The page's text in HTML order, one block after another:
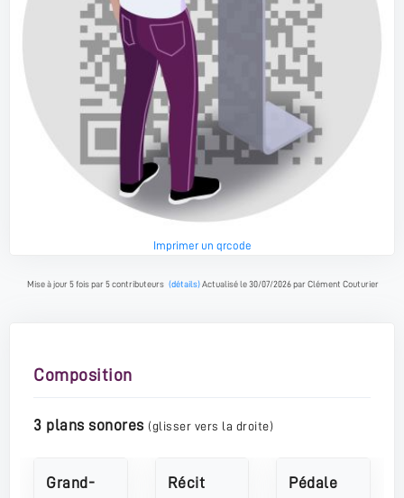
Composition
3 plans sonores (glisser vers la droite)
Grand- Récit Pédale
Imprimer un qrcode
Mise à jour 5 fois par 5 contributeurs (détails)Actualisé le 30/07/2026 par Clément Couturier